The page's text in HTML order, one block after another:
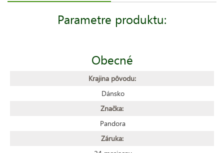
Parametre produktu:
Obecné
Krajina pôvodu:
Dánsko
Značka:
Pandora
Záruka: